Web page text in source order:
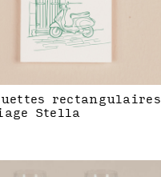
rectangulaires
Stella